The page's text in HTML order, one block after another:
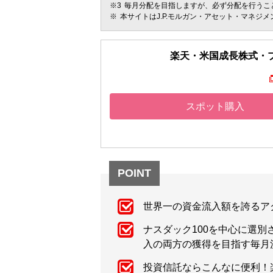
毎月分配を目指しますが、必ず分配を行う
本サイトはJ.P.モルガン・アセット・マネジ
楽天・米国成長株式・
スポット購入
POINT
世界一の資金流入額を誇る
ナスダック100を中心に選別
入の両方の獲得を目指す毎
投資信託ならこんなに便利